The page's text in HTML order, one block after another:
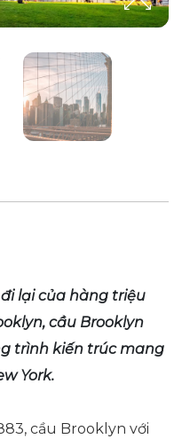
lại của hàng triệu
cầu Brooklyn
trình kiến trúc mang
York.
cầu Brooklyn với